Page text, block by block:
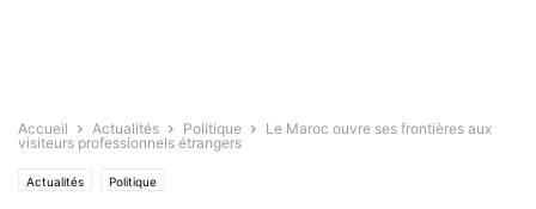
Accueil Actualités Politique
Le Maroc ouvre ses frontières aux
visiteurs professionnels étrangers
Actualités Politique